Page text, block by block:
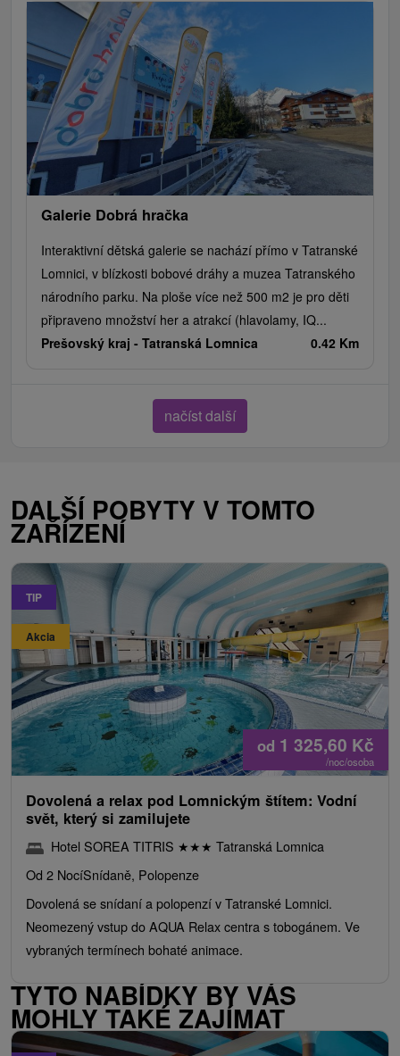
Galerie Dobrá hračka
Interaktivní dětská galerie se nachází přímo v Tatranské
Lomnici, v blízkosti bobové dráhy a muzea Tatranského
národního parku. Na ploše více než 500 m2 je pro děti
připraveno množství her a atrakcí (hlavolamy, IQ...
Prešovský kraj - Tatranská Lomnica 0.42 Km
načíst další
DALŠÍ POBYTY V TOMTO
ZAŘÍZENÍ
TIP
Akcia
od 1 325,60 Kč
/noc/osoba
Dovolená a relax pod Lomnickým štítem: Vodní
svět, který si zamilujete
Hotel SOREA TITRIS ★★★ Tatranská Lomnica
Od 2 NocíSnídaně, Polopenze
Dovolená se snídaní a polopenzí v Tatranské Lomnici.
Neomezený vstup do AQUA Relax centra s tobogánem. Ve
vybraných termínech bohaté animace.
TYTO NABÍDKY BY VÁS
MOHLY TAKÉ ZAJÍMAT